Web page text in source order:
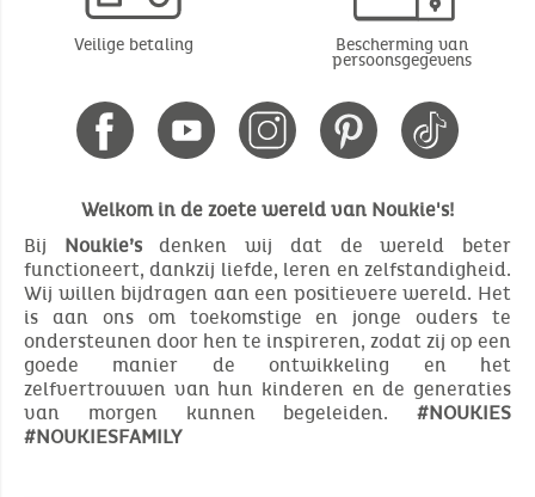
Veilige betaling Bescherming van
persoonsgegevens
Welkom in de zoete wereld van Noukie's!
Bij Noukie’sdenken wij dat de wereld beter
functioneert, dankzij liefde, leren en zelfstandigheid.
Wij willen bijdragen aan een positievere wereld. Het
is aan ons om toekomstige en jonge ouders te
ondersteunen door hen te inspireren, zodat zij op een
goede manier de ontwikkeling en het
zelfvertrouwen van hun kinderen en de generaties
van morgen kunnen begeleiden. #NOUKIES
#NOUKIESFAMILY